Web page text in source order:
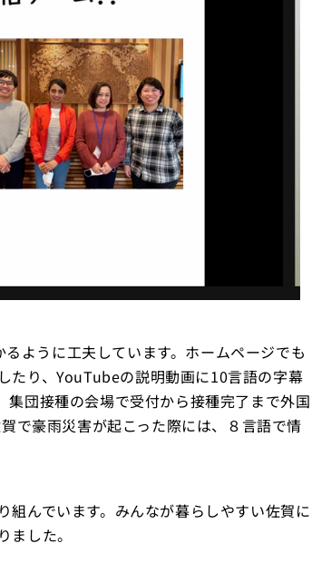
ように工夫しています。ホームページでも
たり、YouTubeの説明動画に10言語の字幕
団接種の会場で受付から接種完了まで外国
で豪雨災害が起こった際には、８言語で情
組んでいます。みんなが暮らしやすい佐賀に
した。